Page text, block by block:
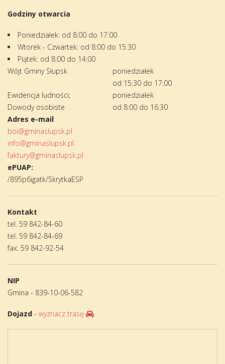
Godziny otwarcia
Poniedziałek: od 8:00 do 17:00
Wtorek - Czwartek: od 8:00 do 15:30
Piątek: od 8:00 do 14:00
Wójt Gminy Słupsk
poniedziałek
od 15:30 do 17:00
Ewidencja ludności;
Dowody osobiste
poniedziałek
od 8:00 do 16:30
Adres e-mail
boi@gminaslupsk.pl
info@gminaslupsk.pl
faktury@gminaslupsk.pl
ePUAP:
/895p6igatk/SkrytkaESP
Kontakt
tel. 59 842-84-60
tel. 59 842-84-69
fax: 59 842-92-54
NIP
Gmina - 839-10-06-582
Dojazd - wyznacz trasę